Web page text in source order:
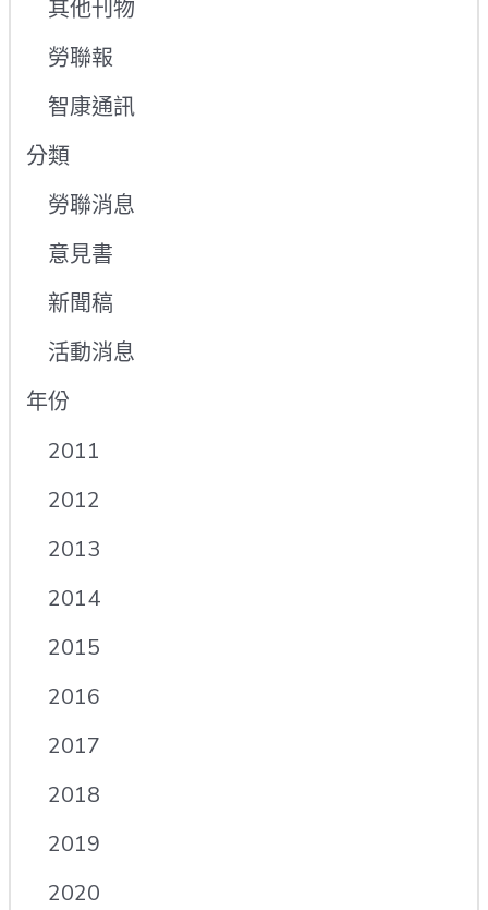
其他刊物
勞聯報
智康通訊
分類
勞聯消息
意見書
新聞稿
活動消息
年份
2011
2012
2013
2014
2015
2016
2017
2018
2019
2020